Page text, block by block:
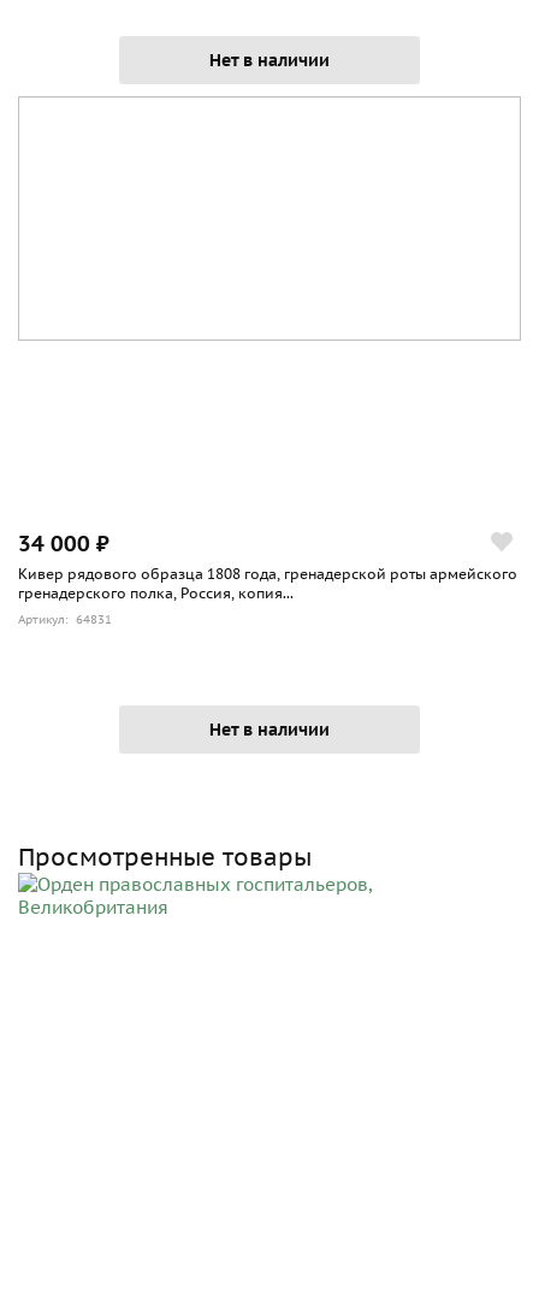
Нет в наличии
34 000 ₽
Кивер рядового образца 1808 года, гренадерской роты армейского
гренадерского полка, Россия, копия...
Артикул: 64831
Нет в наличии
Просмотренные товары